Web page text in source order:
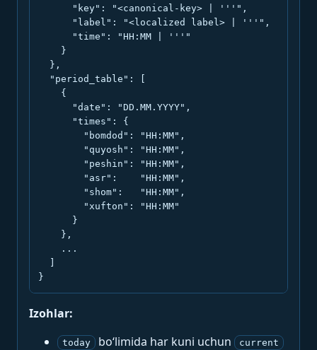
      "key": "<canonical-key> | '''",
      "label": "<localized label> | '''",
      "time": "HH:MM | '''"
    }
  },
  "period_table": [
    {
      "date": "DD.MM.YYYY",
      "times": {
        "bomdod": "HH:MM",
        "quyosh": "HH:MM",
        "peshin": "HH:MM",
        "asr":    "HH:MM",
        "shom":   "HH:MM",
        "xufton": "HH:MM"
      }
    },
    ...
}
Izohlar:
today bo‘limida har kuni uchun current